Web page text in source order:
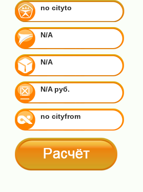
no cityto
N/A
N/A
N/A руб.
no cityfrom